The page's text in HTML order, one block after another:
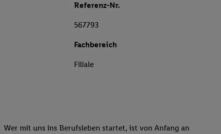
Referenz-Nr.
567793
Fachbereich
Filiale
Wer mit uns ins Berufsleben startet, ist von Anfang an